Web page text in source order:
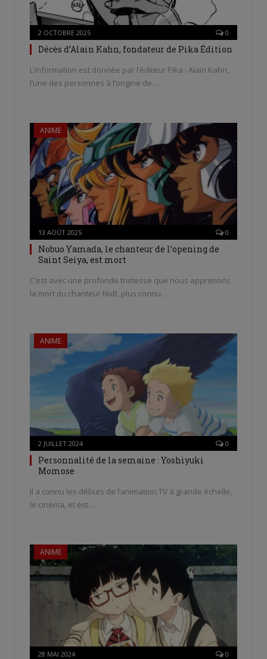
2 OCTOBRE 2025 0
Décès d’Alain Kahn, fondateur de Pika Édition
L’information est donnée par l’éditeur Pika : Alain Kahn,
l’une des personnes à l’origine de…
ANIME
13 AOÛT 2025 0
Nobuo Yamada, le chanteur de l’opening de
Saint Seiya, est mort
C’est avec une profonde tristesse que nous apprenons
la mort du chanteur NoB, plus connu…
ANIME
2 JUILLET 2024 0
Personnalité de la semaine : Yoshiyuki
Momose
Il a connu les débuts de l’animation TV à grande échelle,
le cinéma, et est…
ANIME
28 MAI 2024 0